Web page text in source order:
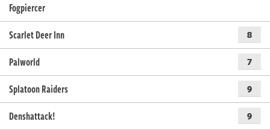
Fogpiercer
Scarlet Deer Inn
8
Palworld 7
Splatoon Raiders 9
Denshattack! 9